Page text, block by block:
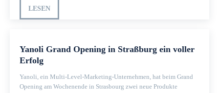
LESEN
Yanoli Grand Opening in Straßburg ein voller
Erfolg
Yanoli, ein Multi-Level-Marketing-Unternehmen, hat beim Grand
Opening am Wochenende in Strasbourg zwei neue Produkte